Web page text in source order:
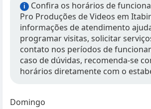
i
Confira os horários de
Pro Produções de Videos em
informações de atendimento
programar visitas, solicitar
contato nos períodos de
caso de dúvidas, recomenda-se
horários diretamente com o
Domingo